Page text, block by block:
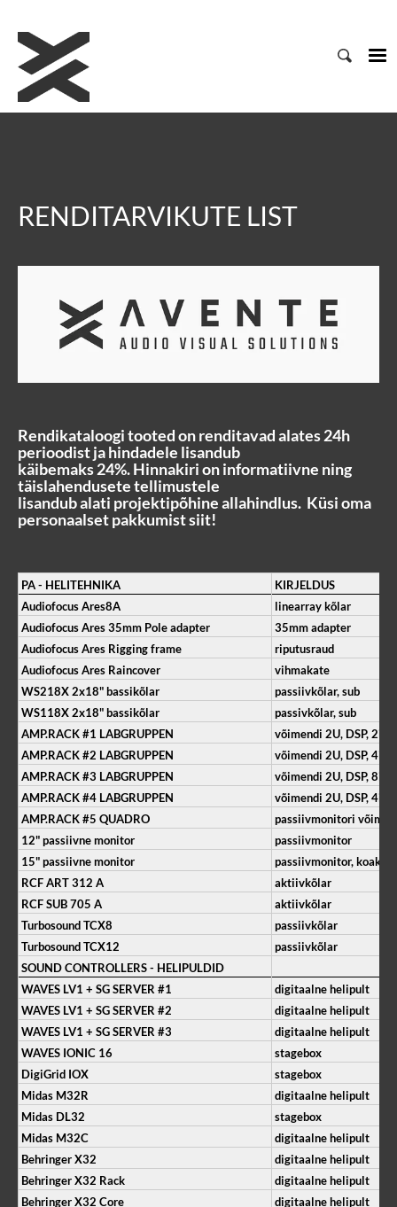
RENDITARVIKUTE LIST
Rendikataloogi tooted on renditavad alates 24h
perioodist ja hindadele lisandub
käibemaks 24%. Hinnakiri on informatiivne ning
täislahendusete tellimustele
lisandub alati projektipõhine allahindlus. Küsi oma
personaalset pakkumist siit!
PA - HELITEHNIKA
KIRJELDUS
Audiofocus Ares8A
linearray kõlar
Audiofocus Ares 35mm Pole adapter
35mm adapter
Audiofocus Ares Rigging frame
riputusraud
Audiofocus Ares Raincover
vihmakate
WS218X 2x18" bassikõlar
passiivkõlar, sub
WS118X 2x18" bassikõlar
passivkõlar, sub
AMP.RACK #1 LABGRUPPEN
võimendi 2U, DSP, 2in/
AMP.RACK #2 LABGRUPPEN
võimendi 2U, DSP, 4in/
AMP.RACK #3 LABGRUPPEN
võimendi 2U, DSP, 8in/
AMP.RACK #4 LABGRUPPEN
võimendi 2U, DSP, 4in/
AMP.RACK #5 QUADRO
passiivmonitori
12" passiivne monitor
passiivmonitor
15" passiivne monitor
passiivmonitor,
RCF ART 312 A
aktiivkõlar
RCF SUB 705 A
aktiivkõlar
Turbosound TCX8
passiivkõlar
Turbosound TCX12
passiivkõlar
SOUND CONTROLLERS - HELIPULDID
WAVES LV1 + SG SERVER #1
digitaalne helipult
WAVES LV1 + SG SERVER #2
digitaalne helipult
WAVES LV1 + SG SERVER #3
digitaalne helipult
WAVES IONIC 16
stagebox
DigiGrid IOX
stagebox
Midas M32R
digitaalne helipult
Midas DL32
stagebox
Midas M32C
digitaalne helipult
Behringer X32
digitaalne helipult
Behringer X32 Rack
digitaalne helipult
Behringer X32 Core
digitaalne helipult